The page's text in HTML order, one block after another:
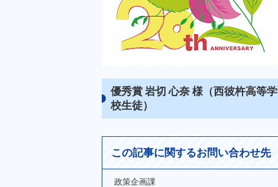
優秀賞 岩切 心奈 様（西彼杵高等学
校生徒）
この記事に関するお問い合わせ先
政策企画課